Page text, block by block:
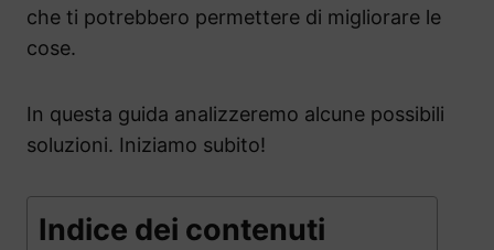
che ti potrebbero permettere di migliorare le
cose.
In questa guida analizzeremo alcune possibili
soluzioni. Iniziamo subito!
Indice dei contenuti